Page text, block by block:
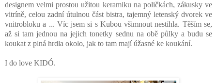
designem velmi prostou užitou keramiku na poličkách, zákusky ve
vitríně, celou zadní útulnou část bistra, tajemný letenský dvorek ve
vnitrobloku a ... Víc jsem si s Kubou všimnout nestihla. Těším se,
až si tam jednou na jejich tonetky sednu na obě půlky a budu se
koukat z plná hrdla okolo, jak to tam mají úžasné ke koukání.
I do love KIDÓ.